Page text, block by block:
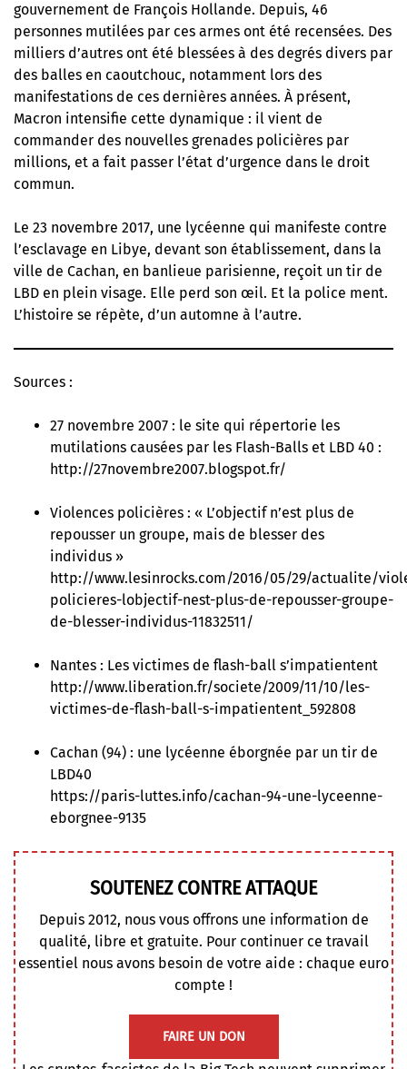
gouvernement de François Hollande. Depuis, 46
personnes mutilées par ces armes ont été recensées. Des
milliers d’autres ont été blessées à des degrés divers par
des balles en caoutchouc, notamment lors des
manifestations de ces dernières années. À présent,
Macron intensifie cette dynamique : il vient de
commander des nouvelles grenades policières par
millions, et a fait passer l’état d’urgence dans le droit
commun.
Le 23 novembre 2017, une lycéenne qui manifeste contre
l’esclavage en Libye, devant son établissement, dans la
ville de Cachan, en banlieue parisienne, reçoit un tir de
LBD en plein visage. Elle perd son œil. Et la police ment.
L’histoire se répète, d’un automne à l’autre.
Sources :
27 novembre 2007 : le site qui répertorie les
mutilations causées par les Flash-Balls et LBD 40 :
http://27novembre2007.blogspot.fr/
Violences policières : « L’objectif n’est plus de
repousser un groupe, mais de blesser des
individus »
http://www.lesinrocks.com/2016/05/29/actualite/
policieres-lobjectif-nest-plus-de-repousser-groupe-
de-blesser-individus-11832511/
Nantes : Les victimes de flash-ball s’impatientent
http://www.liberation.fr/societe/2009/11/10/les-
victimes-de-flash-ball-s-impatientent_592808
Cachan (94) : une lycéenne éborgnée par un tir de
LBD40
https://paris-luttes.info/cachan-94-une-lyceenne-
eborgnee-9135
SOUTENEZ CONTRE ATTAQUE
Depuis 2012, nous vous offrons une information de
qualité, libre et gratuite. Pour continuer ce travail
essentiel nous avons besoin de votre aide : chaque euro
compte !
FAIRE UN DON